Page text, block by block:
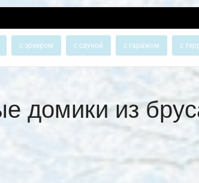
с эркером с сауной с гаражом с
домики из